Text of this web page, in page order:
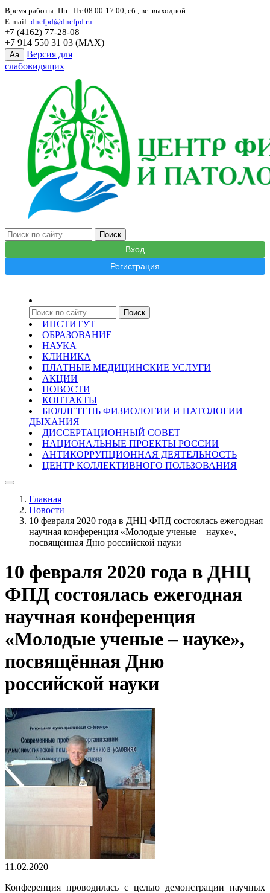
Время работы: Пн - Пт 08.00-17.00, сб., вс. выходной
E-mail: dncfpd@dncfpd.ru
+7 (4162) 77-28-08
+7 914 550 31 03 (MAX)
Aa
Версия для
слабовидящих
Вход
Регистрация
ИНСТИТУТ
ОБРАЗОВАНИЕ
НАУКА
КЛИНИКА
ПЛАТНЫЕ МЕДИЦИНСКИЕ УСЛУГИ
АКЦИИ
НОВОСТИ
КОНТАКТЫ
БЮЛЛЕТЕНЬ ФИЗИОЛОГИИ И ПАТОЛОГИИ
ДЫХАНИЯ
ДИССЕРТАЦИОННЫЙ СОВЕТ
НАЦИОНАЛЬНЫЕ ПРОЕКТЫ РОССИИ
АНТИКОРРУПЦИОННАЯ ДЕЯТЕЛЬНОСТЬ
ЦЕНТР КОЛЛЕКТИВНОГО ПОЛЬЗОВАНИЯ
Главная
Новости
10 февраля 2020 года в ДНЦ ФПД состоялась ежегодная
научная конференция «Молодые ученые – науке»,
посвящённая Дню российской науки
10 февраля 2020 года в ДНЦ
ФПД состоялась ежегодная
научная конференция
«Молодые ученые – науке»,
посвящённая Дню
российской науки
11.02.2020
Конференция проводилась с целью демонстрации научных